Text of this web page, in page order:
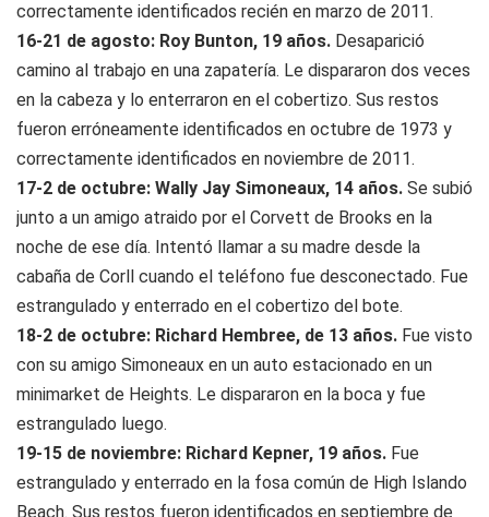
correctamente identificados recién en marzo de 2011.
16-21 de agosto: Roy Bunton, 19 años. Desaparició
camino al trabajo en una zapatería. Le dispararon dos veces
en la cabeza y lo enterraron en el cobertizo. Sus restos
fueron erróneamente identificados en octubre de 1973 y
correctamente identificados en noviembre de 2011.
17-2 de octubre: Wally Jay Simoneaux, 14 años. Se subió
junto a un amigo atraido por el Corvett de Brooks en la
noche de ese día. Intentó llamar a su madre desde la
cabaña de Corll cuando el teléfono fue desconectado. Fue
estrangulado y enterrado en el cobertizo del bote.
18-2 de octubre: Richard Hembree, de 13 años. Fue visto
con su amigo Simoneaux en un auto estacionado en un
minimarket de Heights. Le dispararon en la boca y fue
estrangulado luego.
19-15 de noviembre: Richard Kepner, 19 años. Fue
estrangulado y enterrado en la fosa común de High Islando
Beach. Sus restos fueron identificados en septiembre de